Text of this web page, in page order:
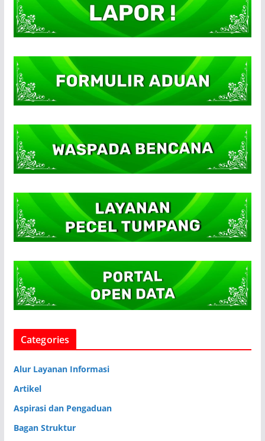
Categories
Alur Layanan Informasi
Artikel
Aspirasi dan Pengaduan
Bagan Struktur